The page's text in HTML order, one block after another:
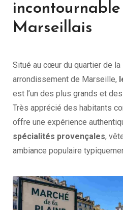
incontournable
Marseillais
Situé au cœur du quartier de la
arrondissement de Marseille,
est l’un des plus grands et
Très apprécié des habitants
offre une expérience
spécialités provençales,
ambiance populaire